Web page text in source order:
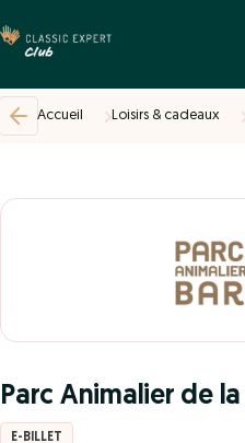
Accueil Loisirs & cadeaux
Parc Animalier de
E-BILLET